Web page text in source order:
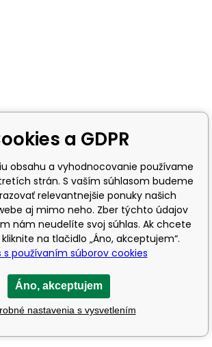
a GDPR
obsahu a vyhodnocovanie používame
strán. S vaším súhlasom budeme
relevantnejšie ponuky našich
aj mimo neho. Zber týchto údajov
nám neudelíte svoj súhlas. Ak chcete
na tlačidlo „Áno, akceptujem“.
s používaním súborov cookies
Áno, akceptujem
nastavenia s vysvetlením